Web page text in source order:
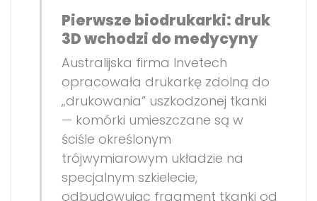
Pierwsze biodrukarki: druk
3D wchodzi do medycyny
Australijska firma Invetech
opracowała drukarkę zdolną do
„drukowania” uszkodzonej tkanki
— komórki umieszczane są w
ściśle określonym
trójwymiarowym układzie na
specjalnym szkielecie,
odbudowując fragment tkanki od